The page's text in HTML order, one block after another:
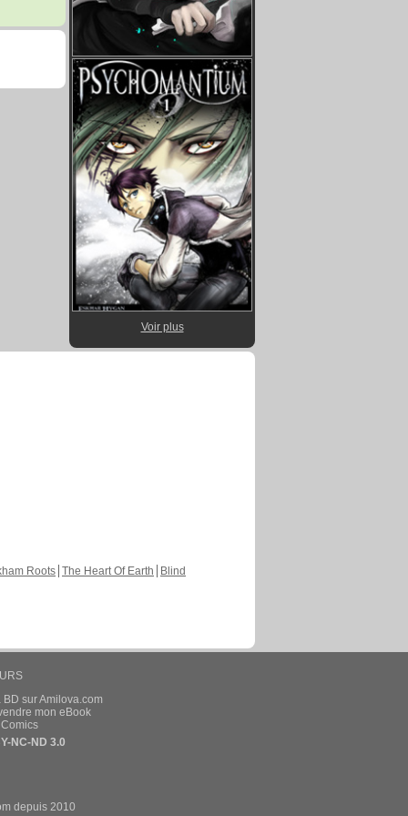
Voir plus
Roots The Heart Of Earth Blind
sur Amilova.com
mon eBook
NC-ND 3.0
depuis 2010